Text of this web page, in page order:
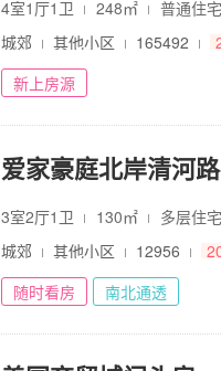
4室1厅1卫 248㎡
普通住
城郊
其他小区 165492
新上房源
爱家豪庭北岸清河
3室2厅1卫 130㎡
多层住
城郊
其他小区 12956
随时看房
南北通透